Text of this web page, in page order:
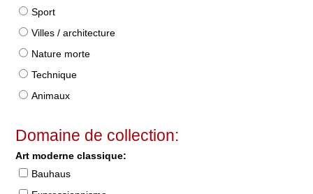
Sport
Villes / architecture
Nature morte
Technique
Animaux
Domaine de collection:
Art moderne classique:
Bauhaus